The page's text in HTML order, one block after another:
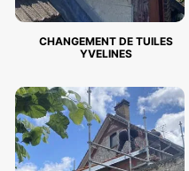
CHANGEMENT DE TUILES
YVELINES